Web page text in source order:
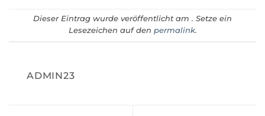
Dieser Eintrag wurde veröffentlicht am . Setze ein
Lesezeichen auf den permalink.
ADMIN23